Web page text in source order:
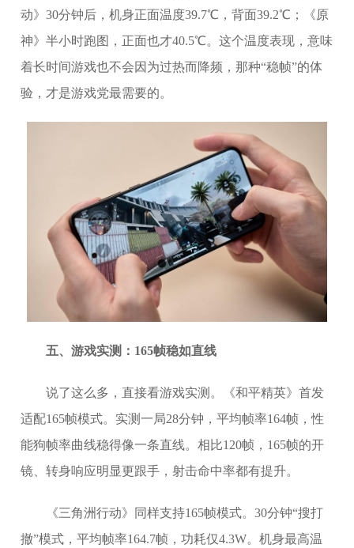
动》30分钟后，机身正面温度39.7℃，背面39.2℃；《原
神》半小时跑图，正面也才40.5℃。这个温度表现，意味
着长时间游戏也不会因为过热而降频，那种“稳帧”的体
验，才是游戏党最需要的。
五、游戏实测：165帧稳如直线
说了这么多，直接看游戏实测。《和平精英》首发
适配165帧模式。实测一局28分钟，平均帧率164帧，性
能狗帧率曲线稳得像一条直线。相比120帧，165帧的开
镜、转身响应明显更跟手，射击命中率都有提升。
《三角洲行动》同样支持165帧模式。30分钟“搜打
撤”模式，平均帧率164.7帧，功耗仅4.3W。机身最高温